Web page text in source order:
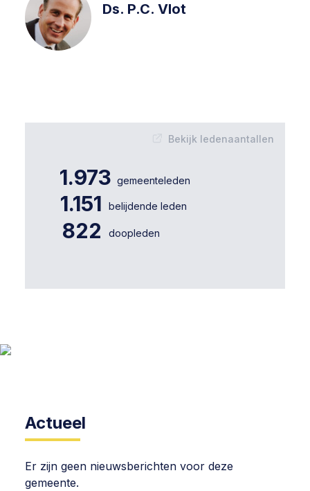
Ds. P.C. Vlot
Bekijk ledenaantallen
1.973 gemeenteleden
1.151 belijdende leden
822 doopleden
Actueel
Er zijn geen nieuwsberichten voor deze
gemeente.